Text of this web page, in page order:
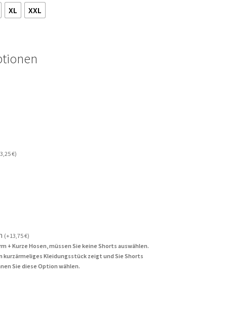
XL XXL
3,25€)
(+13,75€)
+ Kurze Hosen, müssen Sie keine Shorts auswählen.
kurzärmeliges Kleidungsstück zeigt und Sie Shorts
Sie diese Option wählen.